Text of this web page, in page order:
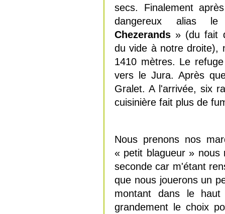
secs. Finalement
dangereux
Chezerands » (du fait
du vide à notre droite),
1410 mètres. Le
vers le Jura. Après
Gralet. A l'arrivée, six
cuisinière fait plus de
Nous prenons nos
« petit blagueur »
seconde car m'étant
que nous jouerons un
montant dans le
grandement le choix